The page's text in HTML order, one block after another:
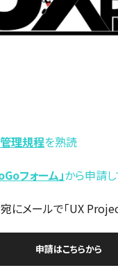
理規程を熟読
フォーム 」から申請し
にメールで「UX
申請はこちらから